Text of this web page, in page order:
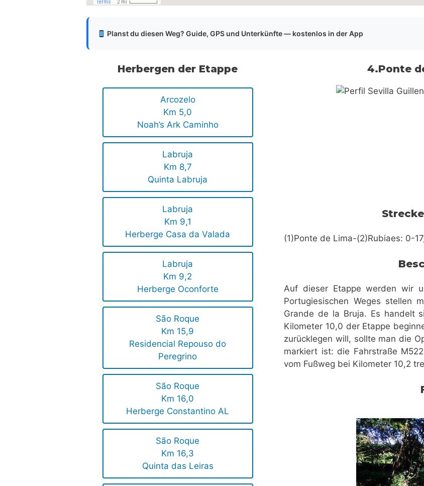
Planst du diesen Weg? Guide, GPS und Unterkünfte — kostenlos in der App
Herbergen der Etappe
Arcozelo
Km 5,0
Noah’s Ark Caminho
Labruja
Km 8,7
Quinta Labruja
Labruja
Km 9,1
Herberge Casa da Valada
Labruja
Km 9,2
Herberge Oconforte
São Roque
Km 15,9
Residencial Repouso do
Peregrino
São Roque
Km 16,0
Herberge Constantino AL
São Roque
Km 16,3
Quinta das Leiras
4.Ponte
(1)Ponte de Lima-(2)Rubiaes: 0-
Auf dieser Etappe werden wir
Portugiesischen Weges stellen
Grande de la Bruja. Es handelt
Kilometer 10,0 der Etappe
zurücklegen will, sollte man die
markiert ist: die Fahrstraße
vom Fußweg bei Kilometer 10,2